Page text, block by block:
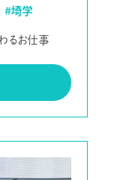
#埼学
るお仕事